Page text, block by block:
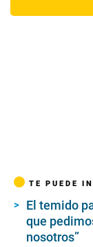
TE PUEDE
El temido
que
nosotros”